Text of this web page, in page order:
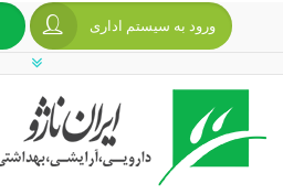
ورود به سیستم اداری